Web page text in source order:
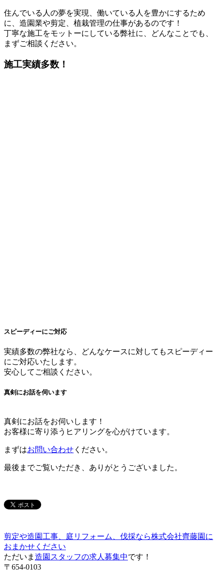
住んでいる人の夢を実現、働いている人を豊かにするため
に、造園業や剪定、植栽管理の仕事があるのです！
丁寧な施工をモットーにしている弊社に、どんなことでも、
まずご相談ください。
施工実績多数！
スピーディーにご対応
実績多数の弊社なら、どんなケースに対してもスピーディー
にご対応いたします。
安心してご相談ください。
真剣にお話を伺います
真剣にお話をお伺いします！
お客様に寄り添うヒアリングを心がけています。
まずはお問い合わせ ください。
最後までご覧いただき、ありがとうございました。
剪定や造園工事、庭リフォーム、伐採なら株式会社齊藤園に
おまかせください
ただいま 造園スタッフの求人募集中です！
〒654-0103